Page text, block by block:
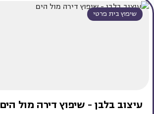
שיפוץ בית פרטי
עיצוב בלבן - שיפוץ דירה מול הים